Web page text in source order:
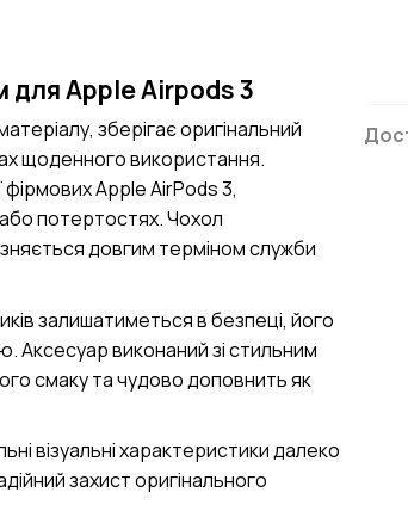
для Apple Airpods 3
зберігає оригінальний
щоденного використання.
фірмових Apple AirPods 3,
потертостях. Чохол
довгим терміном служби
залишатиметься в безпеці, його
Аксесуар виконаний зі стильним
смаку та чудово доповнить як
візуальні характеристики далеко
захист оригінального